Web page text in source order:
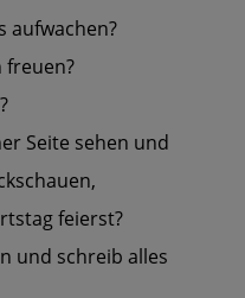
aufwachen?
freuen?
Seite sehen und
feierst?
und schreib alles